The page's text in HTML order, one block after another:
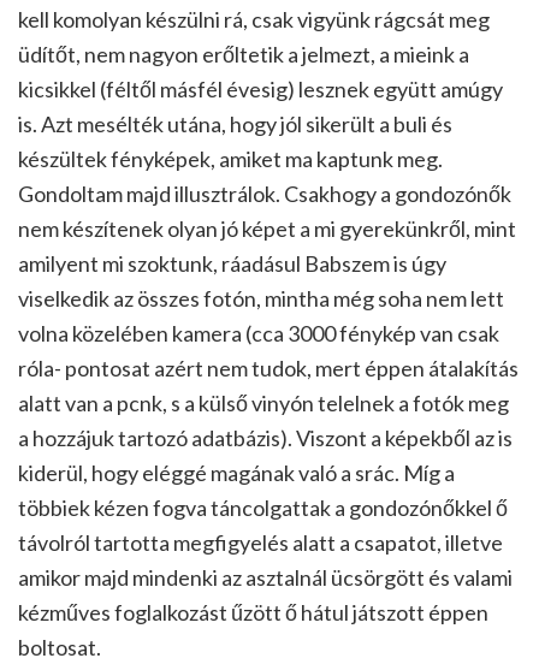
kell komolyan készülni rá, csak vigyünk rágcsát meg
üdítőt, nem nagyon erőltetik a jelmezt, a mieink a
kicsikkel (féltől másfél évesig) lesznek együtt amúgy
is. Azt mesélték utána, hogy jól sikerült a buli és
készültek fényképek, amiket ma kaptunk meg.
Gondoltam majd illusztrálok. Csakhogy a gondozónők
nem készítenek olyan jó képet a mi gyerekünkről, mint
amilyent mi szoktunk, ráadásul Babszem is úgy
viselkedik az összes fotón, mintha még soha nem lett
volna közelében kamera (cca 3000 fénykép van csak
róla- pontosat azért nem tudok, mert éppen átalakítás
alatt van a pcnk, s a külső vinyón telelnek a fotók meg
a hozzájuk tartozó adatbázis). Viszont a képekből az is
kiderül, hogy eléggé magának való a srác. Míg a
többiek kézen fogva táncolgattak a gondozónőkkel ő
távolról tartotta megfigyelés alatt a csapatot, illetve
amikor majd mindenki az asztalnál ücsörgött és valami
kézműves foglalkozást űzött ő hátul játszott éppen
boltosat.